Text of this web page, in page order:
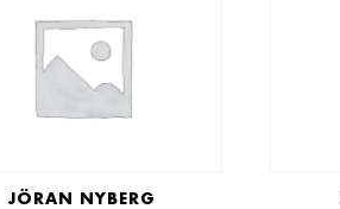
JÖRAN NYBERG